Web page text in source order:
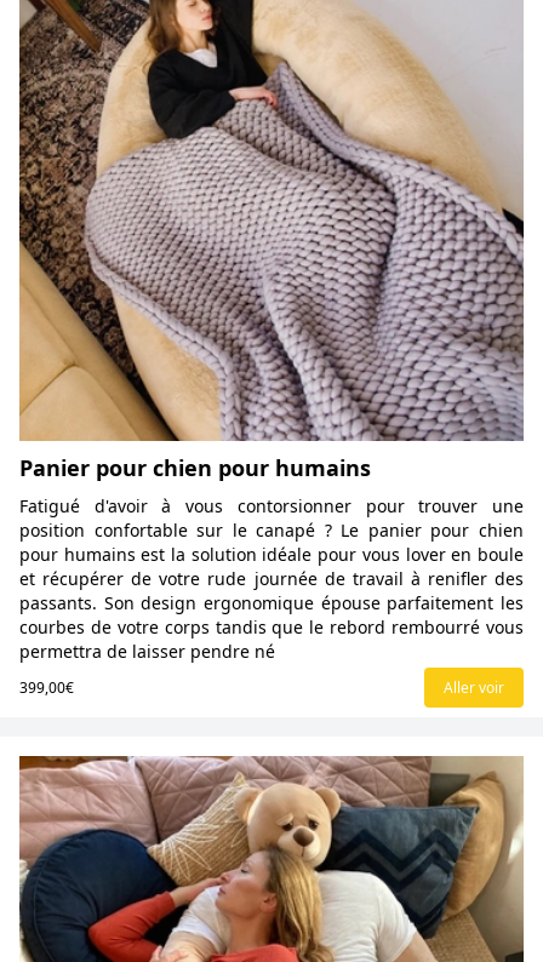
Panier pour chien pour humains
Fatigué d'avoir à vous contorsionner pour trouver une
position confortable sur le canapé ? Le panier pour chien
pour humains est la solution idéale pour vous lover en boule
et récupérer de votre rude journée de travail à renifler des
passants. Son design ergonomique épouse parfaitement les
courbes de votre corps tandis que le rebord rembourré vous
permettra de laisser pendre né
399,00€ Aller voir